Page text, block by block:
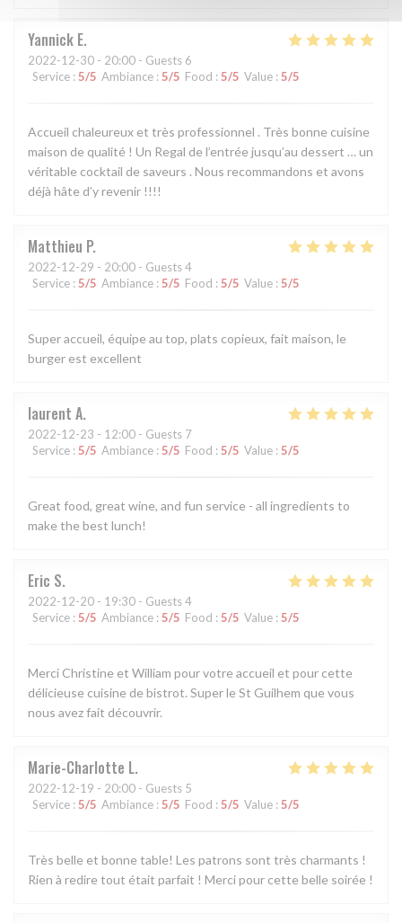
Yannick E
2022-12-30 - 20:00 - Guests 6
Service : 5/5 Ambiance : 5/5 Food : 5/5 Value : 5/5
Accueil chaleureux et très professionnel . Très bonne cuisine
maison de qualité ! Un Regal de l’entrée jusqu’au dessert … un
véritable cocktail de saveurs . Nous recommandons et avons
déjà hâte d’y revenir !!!!
Matthieu P
2022-12-29 - 20:00 - Guests 4
Service : 5/5 Ambiance : 5/5 Food : 5/5 Value : 5/5
Super accueil, équipe au top, plats copieux, fait maison, le
burger est excellent
laurent A
2022-12-23 - 12:00 - Guests 7
Service : 5/5 Ambiance : 5/5 Food : 5/5 Value : 5/5
Great food, great wine, and fun service - all ingredients to
make the best lunch!
Eric S
2022-12-20 - 19:30 - Guests 4
Service : 5/5 Ambiance : 5/5 Food : 5/5 Value : 5/5
Merci Christine et William pour votre accueil et pour cette
délicieuse cuisine de bistrot. Super le St Guilhem que vous
nous avez fait découvrir.
Marie-Charlotte L
2022-12-19 - 20:00 - Guests 5
Service : 5/5 Ambiance : 5/5 Food : 5/5 Value : 5/5
Très belle et bonne table! Les patrons sont très charmants !
Rien à redire tout était parfait ! Merci pour cette belle soirée !